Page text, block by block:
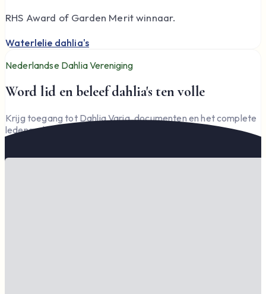
RHS Award of Garden Merit winnaar.
Waterlelie dahlia's
Nederlandse Dahlia Vereniging
Word lid en beleef dahlia's ten volle
Krijg toegang tot Dahlia Varia, documenten en het complete
ledengedeelte — en steun de vereniging.